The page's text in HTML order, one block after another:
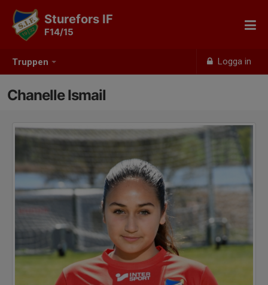
Truppen Logga in
Sturefors IF
F14/15
Chanelle Ismail